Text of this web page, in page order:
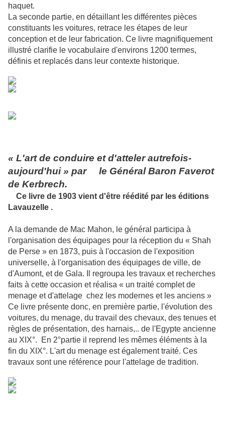
haquet.
La seconde partie, en détaillant les différentes pièces
constituants les voitures, retrace les étapes de leur
conception et de leur fabrication. Ce livre magnifiquement
illustré clarifie le vocabulaire d'environs 1200 termes,
définis et replacés dans leur contexte historique.
« L'art de conduire et d'atteler autrefois-
aujourd'hui » par le Général Baron Faverot
de Kerbrech.
Ce livre de 1903 vient d'être réédité par les éditions
Lavauzelle .
A la demande de Mac Mahon, le général participa à
l'organisation des équipages pour la réception du « Shah
de Perse » en 1873, puis à l'occasion de l'exposition
universelle, à l'organisation des équipages de ville, de
d'Aumont, et de Gala. Il regroupa les travaux et recherches
faits à cette occasion et réalisa « un traité complet de
menage et d'attelage chez les modernes et les anciens »
Ce livre présente donc, en première partie, l'évolution des
voitures, du menage, du travail des chevaux, des tenues et
règles de présentation, des harnais,.. de l'Egypte ancienne
au XIX°. En 2°partie il reprend les mêmes éléments à la
fin du XIX°. L'art du menage est également traité. Ces
travaux sont une référence pour l'attelage de tradition.